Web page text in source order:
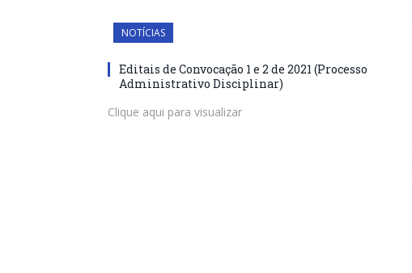
NOTÍCIAS
Editais de Convocação 1 e 2 de 2021 (Processo
Administrativo Disciplinar)
Clique aqui para visualizar